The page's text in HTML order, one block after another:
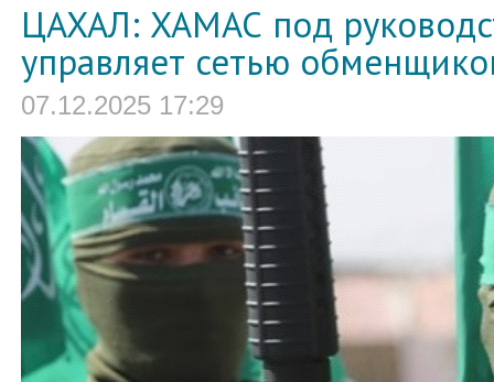
ЦАХАЛ: ХАМАС под
управляет сетью
07.12.2025 17:29